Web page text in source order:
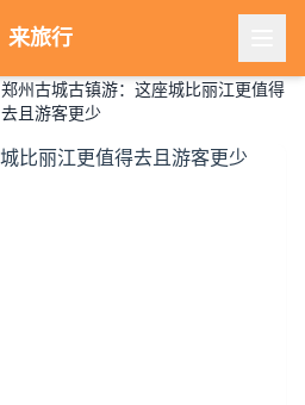
来旅行
郑州古城古镇游：这座城比丽江更值得
去且游客更少